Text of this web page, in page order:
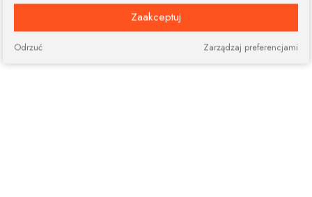
Zaakceptuj
Zarządzaj preferencjami
Odrzuć